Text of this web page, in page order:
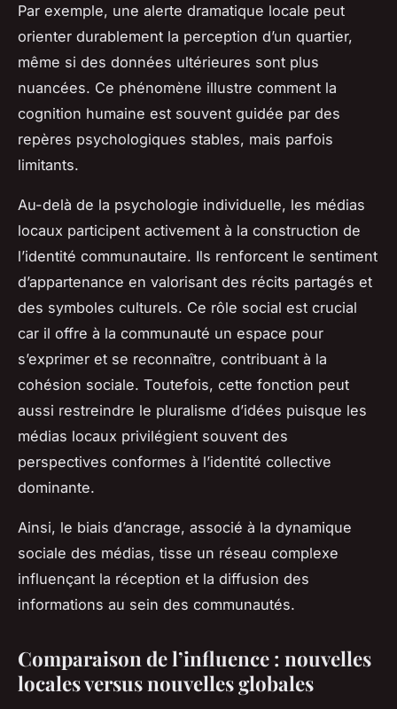
Par exemple, une alerte dramatique locale peut
orienter durablement la perception d’un quartier,
même si des données ultérieures sont plus
nuancées. Ce phénomène illustre comment la
cognition humaine est souvent guidée par des
repères psychologiques stables, mais parfois
limitants.
Au-delà de la psychologie individuelle, les médias
locaux participent activement à la construction de
l’identité communautaire. Ils renforcent le sentiment
d’appartenance en valorisant des récits partagés et
des symboles culturels. Ce rôle social est crucial
car il offre à la communauté un espace pour
s’exprimer et se reconnaître, contribuant à la
cohésion sociale. Toutefois, cette fonction peut
aussi restreindre le pluralisme d’idées puisque les
médias locaux privilégient souvent des
perspectives conformes à l’identité collective
dominante.
Ainsi, le biais d’ancrage, associé à la dynamique
sociale des médias, tisse un réseau complexe
influençant la réception et la diffusion des
informations au sein des communautés.
Comparaison de l’influence : nouvelles
locales versus nouvelles globales